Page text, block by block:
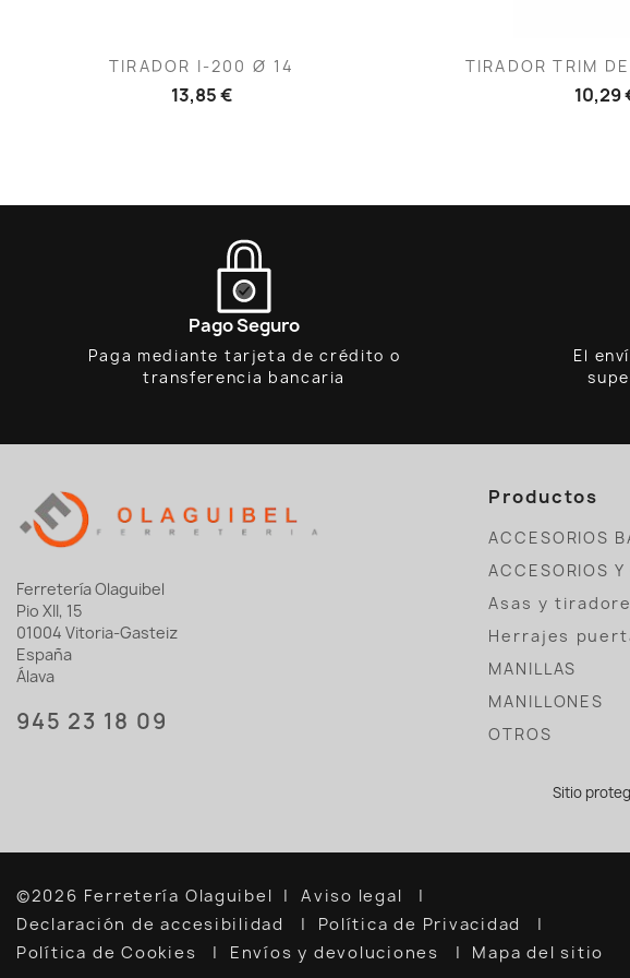
Vista rápida
TIRADOR I-200 Ø 14
13,85 €
 Vista
TIRADOR TRIM
10,29
Pago Seguro
Paga mediante tarjeta de crédito o
transferencia bancaria
El
Ferretería Olaguibel
Pio XII, 15
01004 Vitoria-Gasteiz
España
Álava
945 23 18 09
Productos
ACCESORIOS
ACCESORIOS
Asas y
Herrajes
MANILLAS
MANILLONES
OTROS
Sitio
©2026 Ferretería Olaguibel
Aviso legal
Declaración de accesibilidad
Política de Privacidad
Política de Cookies
Envíos y devoluciones Mapa del sitio